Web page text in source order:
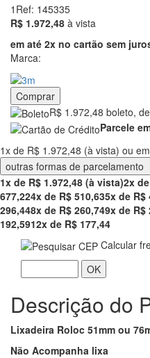
1 Ref: 145335
1972.48
R$ 1.972,48 à vista
em até 2x no cartão sem
Marca:
Comprar
R$ 1.972,48 boleto,
Parcele
1x de R$ 1.972,48 (à vista) ou
outras formas de parcelamento
1x de R$ 1.972,48 (à vista)2x
677,224x de R$ 510,635x de R$
296,448x de R$ 260,749x de R$
192,5912x de R$ 177,44
Calcular
OK
Descrição do
Lixadeira Roloc 51mm ou
Não Acompanha lixa